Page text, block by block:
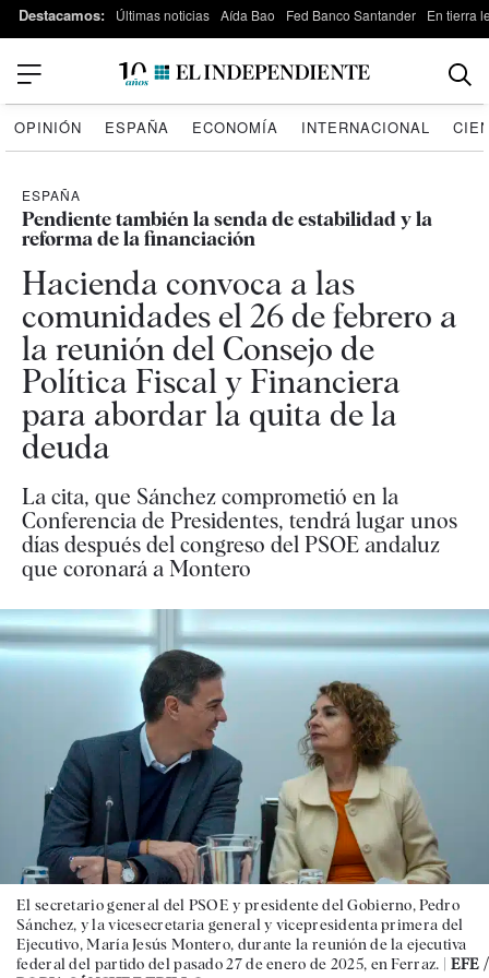
Destacamos: Últimas noticias Aída Bao Fed Banco Santander En tierra
OPINIÓN ESPAÑA ECONOMÍA INTERNACIONAL
ESPAÑA
Pendiente también la senda de estabilidad y la
reforma de la financiación
Hacienda convoca a las
comunidades el 26 de febrero a
la reunión del Consejo de
Política Fiscal y Financiera
para abordar la quita de la
deuda
La cita, que Sánchez comprometió en la
Conferencia de Presidentes, tendrá lugar unos
días después del congreso del PSOE andaluz
que coronará a Montero
El secretario general del PSOE y presidente del Gobierno, Pedro
Sánchez, y la vicesecretaria general y vicepresidenta primera del
Ejecutivo, María Jesús Montero, durante la reunión de la ejecutiva
federal del partido del pasado 27 de enero de 2025, en Ferraz. | EFE /